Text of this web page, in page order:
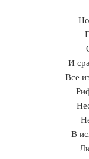
И
Все
В